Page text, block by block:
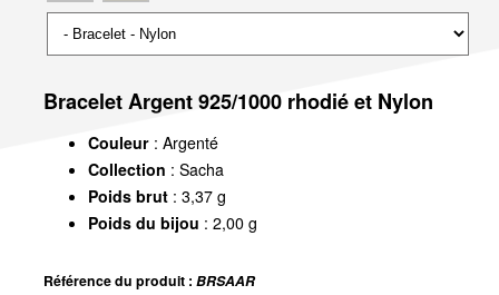
Bracelet Argent 925/1000 rhodié et Nylon
Couleur: Argenté
Collection : Sacha
Poids brut: 3,37 g
Poids du bijou : 2,00 g
Référence du produit : BRSAAR